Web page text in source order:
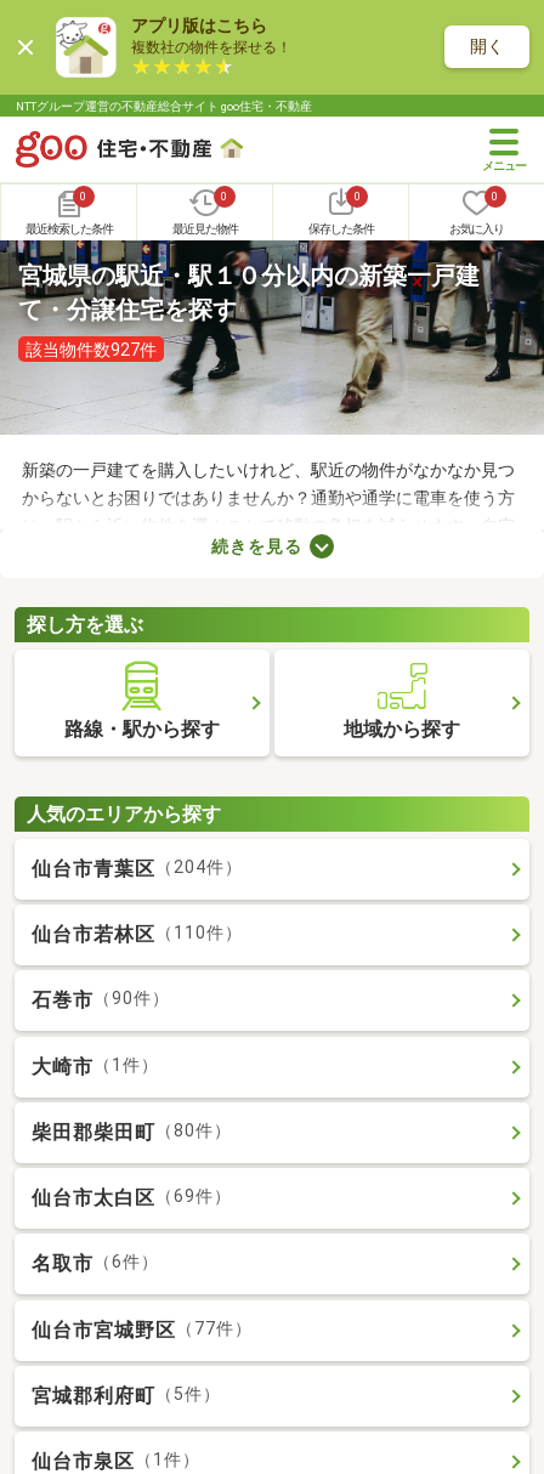
アプリ版はこちら
複数社の物件を探せる！ 開く
NTTグループ運営の不動産総合サイト goo住宅・不動産
0
最近検索した条件
0
最近見た物件
0
保存した条件
0
お気に入り
宮城県の駅近・駅１０分以内の新築一戸建
て・分譲住宅を探す
該当物件数927件
新築の一戸建てを購入したいけれど、駅近の物件がなかなか見つ
からないとお困りではありませんか？通勤や通学に電車を使う方
は、駅から近い物件を選ぶことで移動の負担を減らせます。自宅
でゆっくりできる時間が増えるので、暮らしやすさを実感できる
駅から徒歩10分以内にある新築一戸建てを紹介します。
続きを見る
探し方を選ぶ
路線・駅から探す 地域から探す
人気のエリアから探す
仙台市青葉区 （204件）
仙台市若林区 （110件）
石巻市 （90件）
大崎市 （1件）
柴田郡柴田町 （80件）
仙台市太白区 （69件）
名取市 （6件）
仙台市宮城野区 （77件）
宮城郡利府町 （5件）
仙台市泉区 （1件）